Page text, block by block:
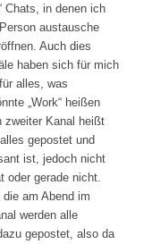
Chats, in denen ich
austausche
Auch dies
haben sich für mich
alles, was
„Work“ heißen
zweiter Kanal heißt
gepostet und
ist, jedoch nicht
oder gerade nicht.
am Abend im
werden alle
gepostet, also da